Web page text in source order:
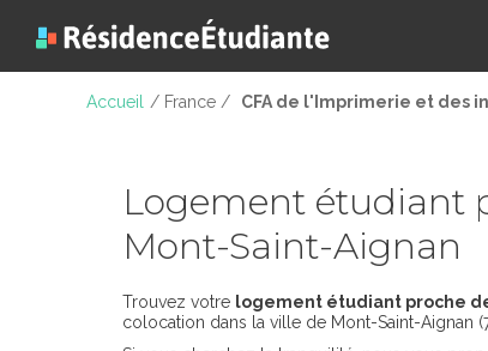
Accueil / France / CFA de l'Imprimerie et des
Logement étudiant
Mont-Saint-Aignan
Trouvez votre logement étudiant proche
colocation dans la ville de Mont-Saint-Aignan